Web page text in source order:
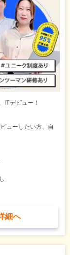
ITデビュー！
ューしたい方、自
細へ